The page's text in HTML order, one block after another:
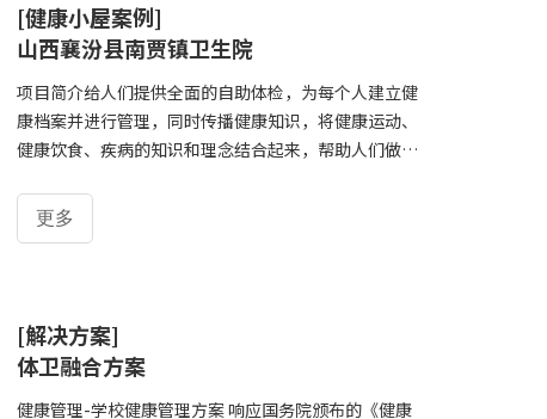
[健康小屋案例]
山西襄汾县南贾镇卫生院
项目简介给人们提供全面的自助体检，为每个人建立健
康档案并进行管理，同时传播健康知识，将健康运动、
健康饮食、疾病的知识和理念结合起来，帮助人们做好
县南贾镇卫生院的需求后，公司与卫生院积极沟通，确
定测量项目和功能，克服了一些技术及场地问题，2021
V6000智能体检一体机主要测量项目：身高体重、血压
心率、人体成分、血氧饱和度、体温、心电、血糖、尿
酸、胆固醇、血脂、尿液、中医体质辨识、腰围、臀
围、腰臀比支持项目拓展：视力筛查、动脉硬化、肺功
更多
[解决方案]
体卫融合方案
健康管理-学校健康管理方案 响应国务院颁布的《健康